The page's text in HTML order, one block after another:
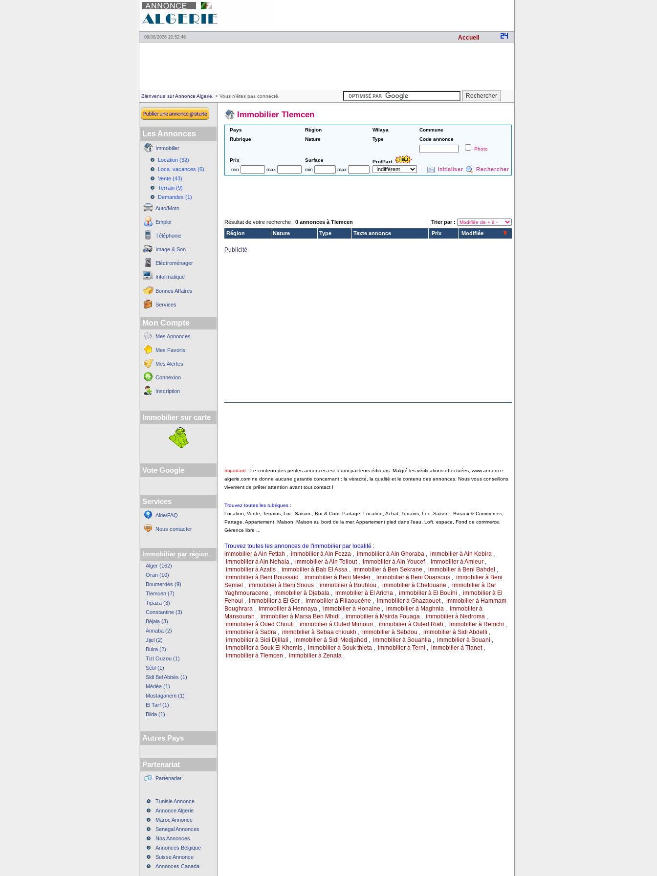
06/08/2026 20:52:46 Accueil
Bienvenue sur Annonce Algerie. > Vous n'êtes pas connecté.
Les Annonces
Immobilier
Location (32)
Loca. vacances (6)
Vente (43)
Terrain (9)
Demandes (1)
Auto/Moto
Emploi
Téléphonie
Image & Son
Eléctroménager
Informatique
Bonnes Affaires
Services
Mon Compte
Mes Annonces
Mes Favoris
Mes Alertes
Connexion
Inscription
Immobilier sur carte
Vote Google
Services
Aide/FAQ
Nous contacter
Immobilier par région
Alger (162)
Oran (10)
Boumerdès (9)
Tlemcen (7)
Tipaza (3)
Constantine (3)
Béjaia (3)
Annaba (2)
Jijel (2)
Buira (2)
Tizi Ouzou (1)
Sétif (1)
Sidi Bel Abbès (1)
Médéa (1)
Mostaganem (1)
El Tarf (1)
Blida (1)
Autres Pays
Partenariat
Partenariat
Tunisie Annonce
Annonce Algerie
Maroc Annonce
Senegal Annonces
Nos Annonces
Annonces Belgique
Suisse Annonce
Annonces Canada
Immobilier Tlemcen
Pays Région Wilaya
Commune
Rubrique
Nature Type
Code annonce
Photo
Prix Surface
Pro/Part
min
max min max Initialiser Rechercher
Résultat de votre recherche : 0 annonces à Tlemcen
Trier par :
Région
Nature Type Texte annonce Prix Modifiée
Publicité
Important : Le contenu des petites annonces est fourni par leurs éditeurs. Malgré les vérifications effectuées, www.annonce-
algerie.com ne donne aucune garantie concernant : la véracité, la qualité et le contenu des annonces. Nous vous conseillons
vivement de prêter attention avant tout contact !
Trouvez toutes les rubriques :
Location, Vente, Terrains, Loc. Saison., Bur & Com, Partage, Location, Achat, Terrains, Loc. Saison., Buraux & Commerces,
Partage, Appartement, Maison, Maison au bord de la mer, Appartement pied dans l'eau, Loft, espace, Fond de commerce,
Gérence libre ...
Trouvez toutes les annonces de l'immobilier par localité :
immobilier à Ain Fettah , immobilier à Ain Fezza, immobilier à Ain Ghoraba, immobilier à Ain Kebira,
immobilier à Ain Nehala, immobilier à Ain Tellout, immobilier à Ain Youcef, immobilier à Amieur,
immobilier à Azails, immobilier à Bab El Assa, immobilier à Ben Sekrane , immobilier à Beni Bahdel ,
immobilier à Beni Boussaid , immobilier à Beni Mester, immobilier à Beni Ouarsous, immobilier à Beni
Semiel , immobilier à Beni Snous, immobilier à Bouhlou , immobilier à Chetouane , immobilier à Dar
Yaghmouracene , immobilier à Djebala, immobilier à El Aricha, immobilier à El Bouihi , immobilier à El
Fehoul , immobilier à El Gor, immobilier à Fillaoucène , immobilier à Ghazaouet, immobilier à Hammam
Boughrara, immobilier à Hennaya, immobilier à Honaine , immobilier à Maghnia, immobilier à
Mansourah , immobilier à Marsa Ben Mhidi , immobilier à Msirda Fouaga, immobilier à Nedroma,
immobilier à Oued Chouli , immobilier à Ouled Mimoun , immobilier à Ouled Riah , immobilier à Remchi ,
immobilier à Sabra, immobilier à Sebaa chioukh , immobilier à Sebdou , immobilier à Sidi Abdelli ,
immobilier à Sidi Djillali , immobilier à Sidi Medjahed , immobilier à Souahlia, immobilier à Souani ,
immobilier à Souk El Khemis, immobilier à Souk thleta, immobilier à Terni , immobilier à Tianet,
immobilier à Tlemcen , immobilier à Zenata,